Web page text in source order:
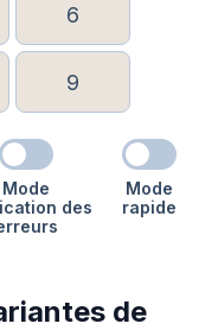
6
9
Mode
des
Mode
rapide
de